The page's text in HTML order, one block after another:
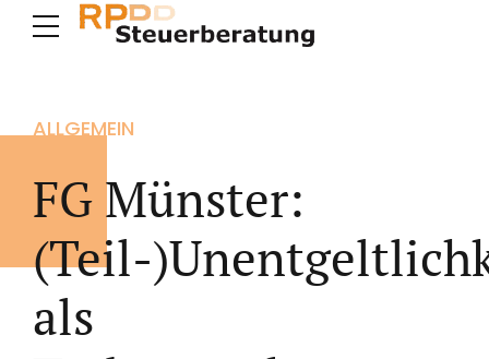
ALLGEMEIN
FG Münster:
(Teil-
als